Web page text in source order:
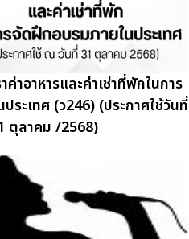
าอาหารและค่าเช่าที่พักในการ
ระเทศ (ว246) (ประกาศใช้วันที่
ตุลาคม /2568)